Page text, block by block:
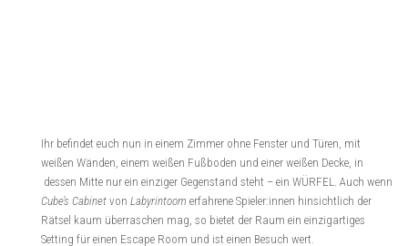
Kurz vor Ende des Jahres sorgte der RaumDoc Eisenbarthvon
Escapeventurenoch einmal für richtigen Nervenkitzel bei uns. Als
Versuchsperson mit einem giftigen Serum im Körper, galt es für uns das
Heilmittel zu finden und sich zu befreien. Der Raum überzeugte mit einer
stimmigen Kulisse und knackigen abgestimmten Rätseln auf die